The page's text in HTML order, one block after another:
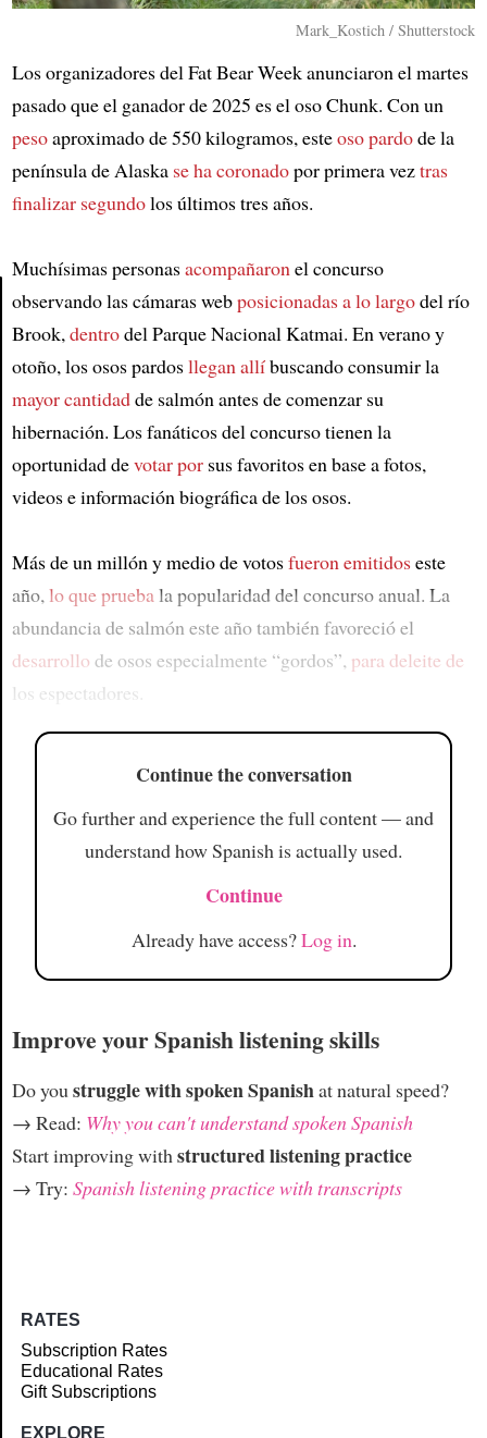
Article
Mark_Kostich / Shutterstock
Los organizadores del Fat Bear Week anunciaron el martes
pasado que el ganador de 2025 es el oso Chunk. Con un
pesoaproximado de 550 kilogramos, esteoso pardode la
península de Alaska se ha coronadopor primera veztras
finalizar segundolos últimos tres años.
Muchísimas personasacompañaron el concurso
observando las cámaras webposicionadas a lo largodel río
Brook, dentrodel Parque Nacional Katmai. En verano y
otoño, los osos pardosllegan allíbuscando consumir la
mayor cantidadde salmón antes de comenzar su
hibernación. Los fanáticos del concurso tienen la
oportunidad devotar porsus favoritos en base a fotos,
videos e información biográfica de los osos.
Más de un millón y medio de votosfueron emitidoseste
año, lo que prueba la popularidad del concurso anual. La
abundancia de salmón este año también favoreció el
desarrollo de osos especialmente “gordos”, para deleite de
los espectadores.
Continue the conversation
Go further and experience the full content — and
understand how Spanish is actually used.
Continue
Already have access?Log in.
Improve your Spanish listening skills
Do youstruggle with spoken Spanishat natural speed?
→ Read: Why you can't understand spoken Spanish
Start improving withstructured listening practice
→ Try: Spanish listening practice with transcripts
RATES
Subscription Rates
Educational Rates
Gift Subscriptions
EXPLORE